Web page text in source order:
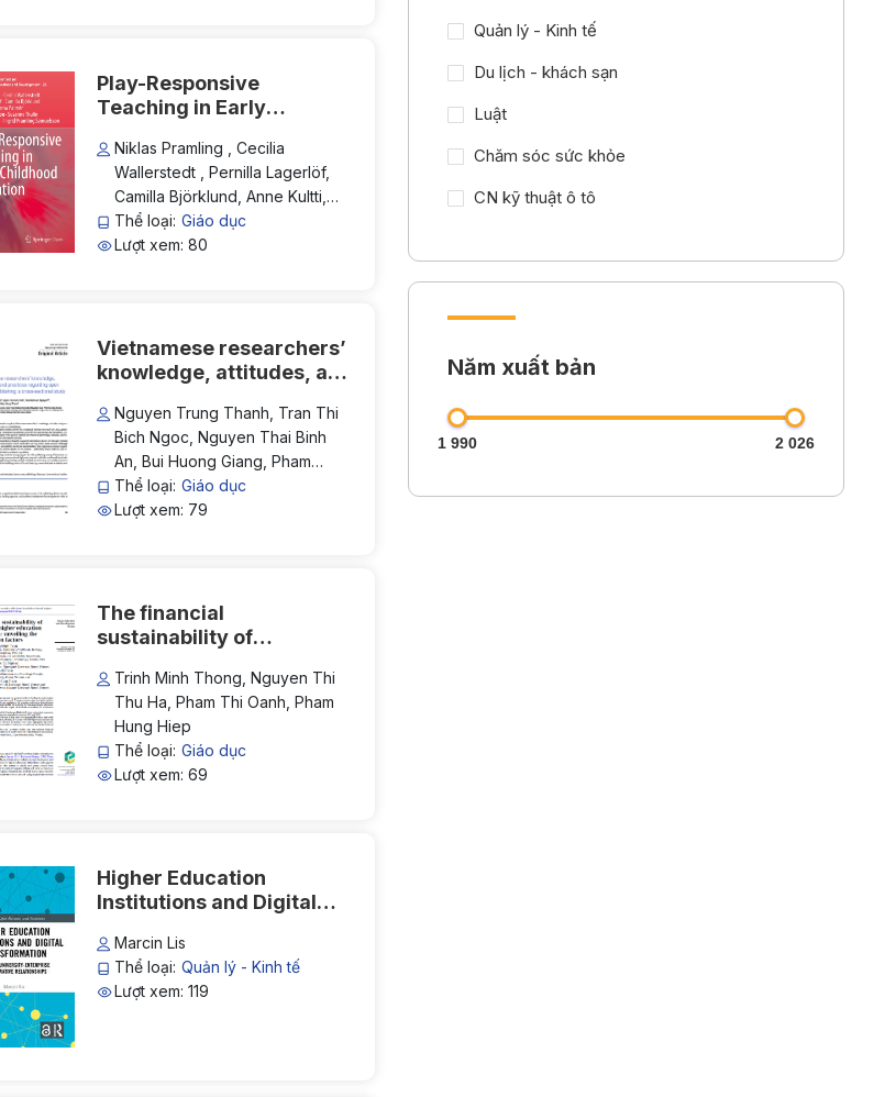
Play-Responsive
Teaching in Early
Niklas Pramling , Cecilia
Wallerstedt , Pernilla Lagerlöf,
Camilla Björklund, Anne Kultti,
Hanna Palmér, Maria
Magnusson, Susanne Thulin,
Thể loại: Giáo dục
Lượt xem: 80
Vietnamese researchers’
knowledge, attitudes, and
access publishing: a
cross-sectional study
Nguyen Trung Thanh, Tran Thi
Bich Ngoc, Nguyen Thai Binh
An, Bui Huong Giang, Pham
Hung Hiep
Thể loại: Giáo dục
Lượt xem: 79
The financial
sustainability of
education institutions:
unveiling the hidden
factors
Trinh Minh Thong, Nguyen Thi
Thu Ha, Pham Thi Oanh, Pham
Hung Hiep
Thể loại: Giáo dục
Lượt xem: 69
Higher Education
Institutions and Digital
University-Enterprise
Collaborative
Relationships
Marcin Lis
Thể loại: Quản lý - Kinh tế
Lượt xem: 119
Quản lý - Kinh tế
Du lịch - khách sạn
Luật
Chăm sóc sức khỏe
CN kỹ thuật ô tô
Năm xuất bản
1 990 2 026